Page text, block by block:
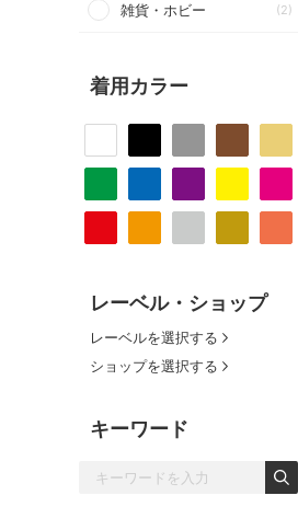
雑貨・ホビー (2)
着用カラー
レーベル・ショップ
レーベルを選択する
ショップを選択する
キーワード